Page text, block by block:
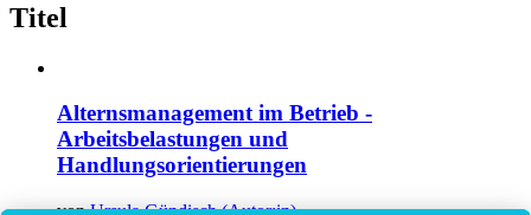
Titel
Alternsmanagement im Betrieb -
Arbeitsbelastungen und